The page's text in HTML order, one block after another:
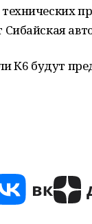
технических
Сибайская
К6 будут